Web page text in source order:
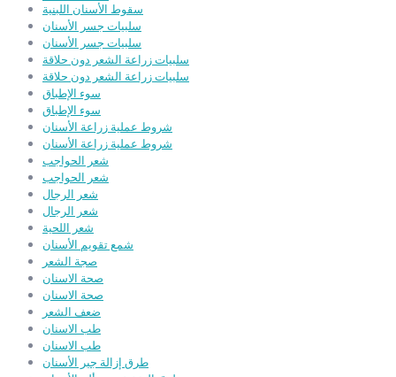
سقوط الأسنان اللبنية
سلبيات جسر الأسنان
سلبيات جسر الأسنان
سلبيات زراعة الشعر دون حلاقة
سلبيات زراعة الشعر دون حلاقة
سوء الإطباق
سوء الإطباق
شروط عملية زراعة الأسنان
شروط عملية زراعة الأسنان
شعر الحواجب
شعر الحواجب
شعر الرجال
شعر الرجال
شعر اللحية
شمع تقويم الأسنان
صجة الشعر
صحة الاسنان
صحة الاسنان
ضعف الشعر
طب الاسنان
طب الاسنان
طرق إزالة جير الأسنان